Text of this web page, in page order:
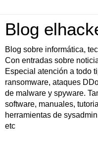
Blog
Blog sobre informática,
Con entradas sobre
Especial atención a todo
ransomware, ataques
de malware y spyware.
software, manuales,
herramientas de
etc